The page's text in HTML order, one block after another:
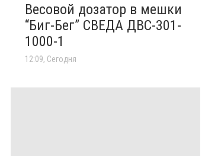
Весовой дозатор в мешки
“Биг-Бег” СВЕДА ДВС-301-
1000-1
12:09, Сегодня